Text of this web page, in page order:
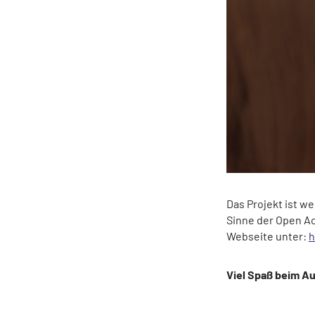
Das Projekt ist
Sinne der Open
Webseite unter:
Viel Spaß beim